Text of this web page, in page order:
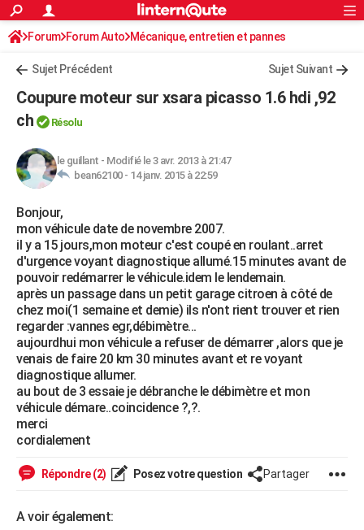
ACTUALITÉS
Politique
Société
Faits Divers
Education
Monde
Villes
+
Programme TV
Streaming
Cinéma
Sorties cinéma
Musique
FINANCE
Retraite
Impôts
Epargne
Immobilier
Risques naturels par ville
Banque
Assurance
Crédit
AUTO
Essais
Réserver un essai
Citadines
Berlines
SUV
Forum auto
+HIGH-TECH
Mobiles
Meilleur smartphone
Internet
Ordinateurs
Jeux vidéo
Guide high-tech
BRICOLAGE
Forum
Aménagement intérieur
Extérieur
Cuisine
Salle de bains
Jardinage
Rangement
WEEK-END
Guides de France
Escapades
Patrimoine
Expositions
Musées
Week-end nature
LIFESTYLE
Art de vivre
Bien-être
Loisirs
Mode
Modes de vie
SANTE
Alimentation
Guide de la santé
Maladies
Médicaments
Sommeil
VOYAGE
Destinations
City break
Voyage nature
Voyage de noces
Forum
Climat
+PHOTO
GUIDES D'ACHAT
CARTE DE VOEUX
Carte de Noël
Carte Bonne année
Carte Saint-Valentin
Carte Pâques
Carte d'anniversaire
DICTIONNAIRE
Rechercher
S'inscrire
Connexion
Forum Forum Auto Mécanique, entretien et pannes
Sujet Précédent Sujet Suivant
Coupure moteur sur xsara picasso 1.6 hdi ,92
ch
Résolu
le guillant - Modifié le 3 avr. 2013 à 21:47
bean62100 - 14 janv. 2015 à 22:59
Bonjour,
mon véhicule date de novembre 2007.
il y a 15 jours,mon moteur c'est coupé en roulant..arret
d'urgence voyant diagnostique allumé.15 minutes avant de
pouvoir redémarrer le véhicule.idem le lendemain.
après un passage dans un petit garage citroen à côté de
chez moi(1 semaine et demie) ils n'ont rient trouver et rien
regarder :vannes egr,débimètre...
aujourdhui mon véhicule a refuser de démarrer ,alors que je
venais de faire 20 km 30 minutes avant et re voyant
diagnostique allumer.
au bout de 3 essaie je débranche le débimètre et mon
véhicule démare..coincidence ?,?.
merci
cordialement
Répondre (2) Posez votre question Partager
A voir également: